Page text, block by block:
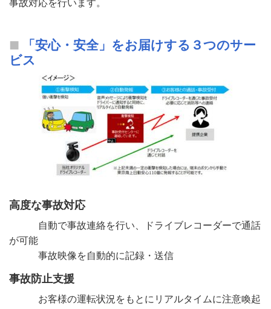
「安心・安全」をお届けする３つのサー
ビス
高度な事故対応
自動で事故連絡を行い、ドライブレコーダーで通話
が可能
事故映像を自動的に記録・送信
事故防止支援
お客様の運転状況をもとにリアルタイムに注意喚起